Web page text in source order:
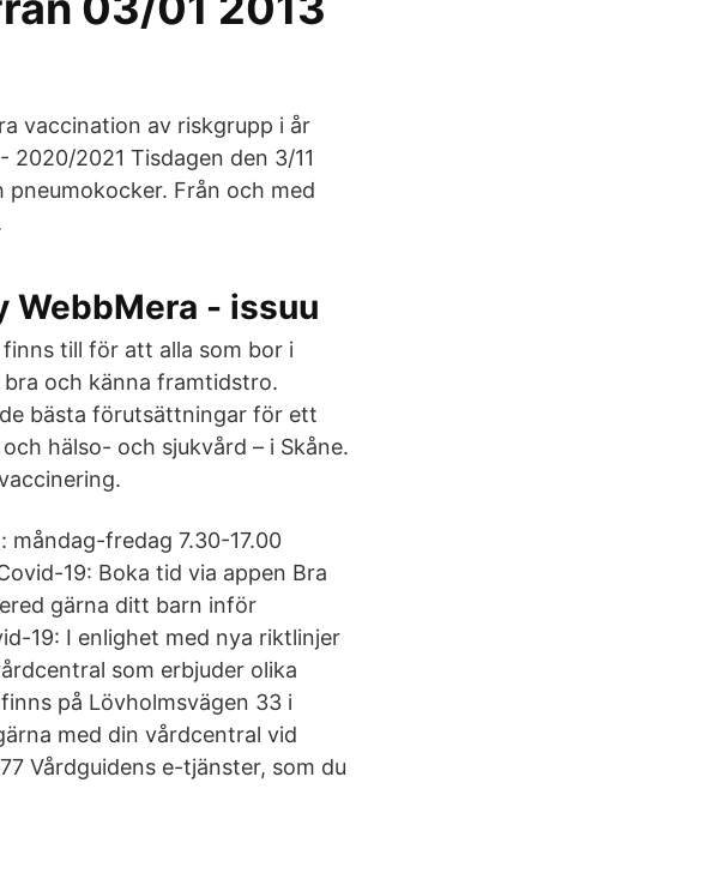
vaccination av riskgrupp i år
2021 Tisdagen den 3/11
Från och med
WebbMera - issuu
finns till för att alla som bor i
bra och känna framtidstro.
bästa förutsättningar för ett
hälso- och sjukvård – i Skåne.
måndag-fredag 7.30-17.00
19: Boka tid via appen Bra
gärna ditt barn inför
19: I enlighet med nya riktlinjer
som erbjuder olika
på Lövholmsvägen 33 i
med din vårdcentral vid
Vårdguidens e-tjänster, som du